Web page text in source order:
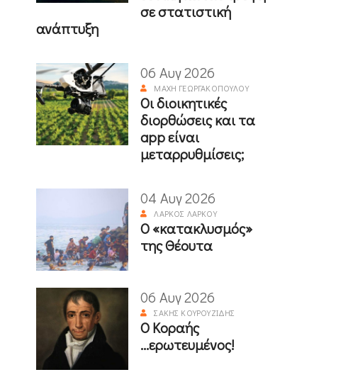
σε στατιστική
ανάπτυξη
06 Αυγ 2026
ΜΆΧΗ ΓΕΩΡΓΑΚΟΠΟΎΛΟΥ
Οι διοικητικές
διορθώσεις και τα
app είναι
μεταρρυθμίσεις;
04 Αυγ 2026
ΛΆΡΚΟΣ ΛΆΡΚΟΥ
Ο «κατακλυσμός»
της Θέουτα
06 Αυγ 2026
ΣΆΚΗΣ ΚΟΥΡΟΥΖΊΔΗΣ
Ο Κοραής
...ερωτευμένος!